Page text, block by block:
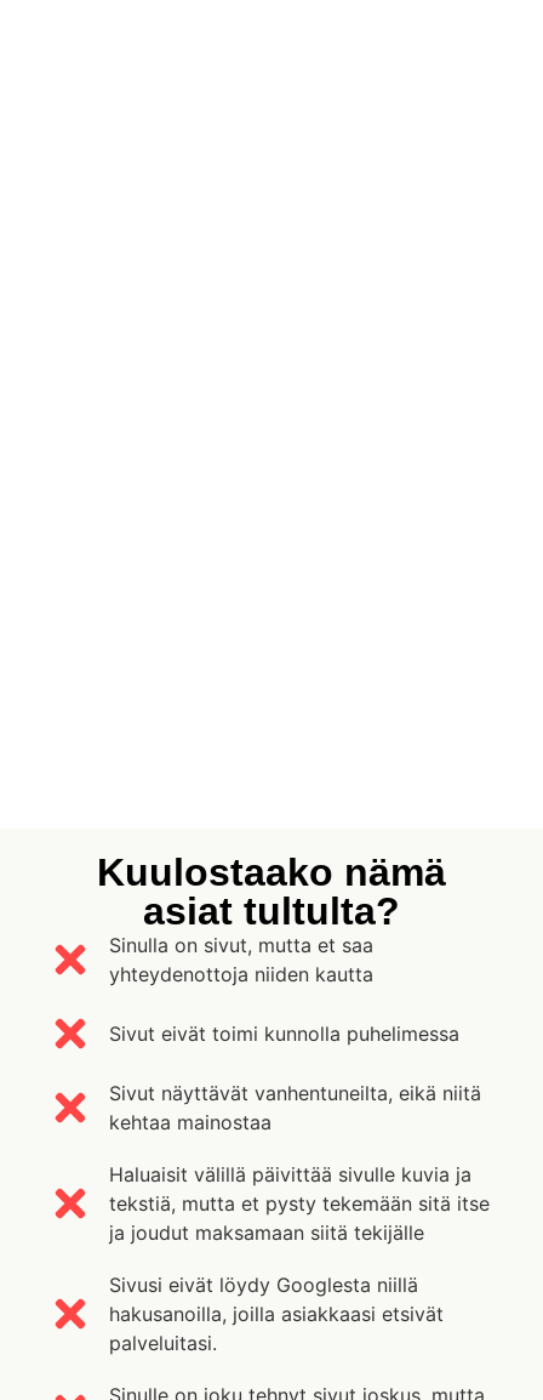
Kuulostaako nämä
asiat tultulta?
Sinulla on sivut, mutta et saa
yhteydenottoja niiden kautta
Sivut eivät toimi kunnolla puhelimessa
Sivut näyttävät vanhentuneilta, eikä niitä
kehtaa mainostaa
Haluaisit välillä päivittää sivulle kuvia ja
tekstiä, mutta et pysty tekemään sitä itse
ja joudut maksamaan siitä tekijälle
Sivusi eivät löydy Googlesta niillä
hakusanoilla, joilla asiakkaasi etsivät
palveluitasi.
Sinulle on joku tehnyt sivut joskus, mutta